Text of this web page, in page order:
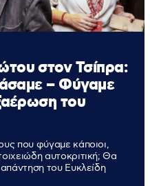
στον Τσίπρα:
– Φύγαμε
του
που φύγαμε κάποιοι,
αυτοκριτική; Θα
του Ευκλείδη